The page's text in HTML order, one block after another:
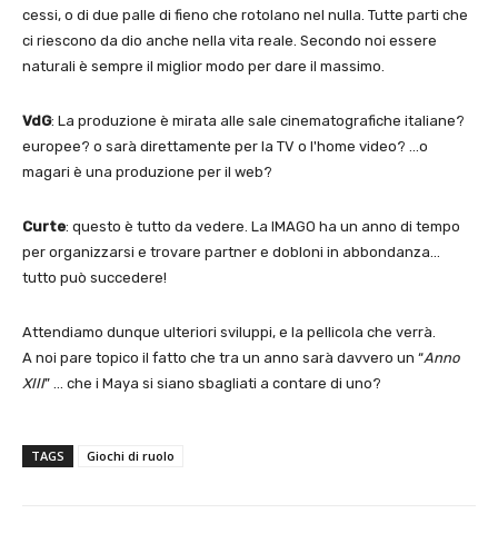
cessi, o di due palle di fieno che rotolano nel nulla. Tutte parti che
ci riescono da dio anche nella vita reale. Secondo noi essere
naturali è sempre il miglior modo per dare il massimo.
VdG: La produzione è mirata alle sale cinematografiche italiane?
europee? o sarà direttamente per la TV o l'home video? …o
magari è una produzione per il web?
Curte: questo è tutto da vedere. La IMAGO ha un anno di tempo
per organizzarsi e trovare partner e dobloni in abbondanza…
tutto può succedere!
Attendiamo dunque ulteriori sviluppi, e la pellicola che verrà.
A noi pare topico il fatto che tra un anno sarà davvero un “Anno
XIII” … che i Maya si siano sbagliati a contare di uno?
TAGS Giochi di ruolo